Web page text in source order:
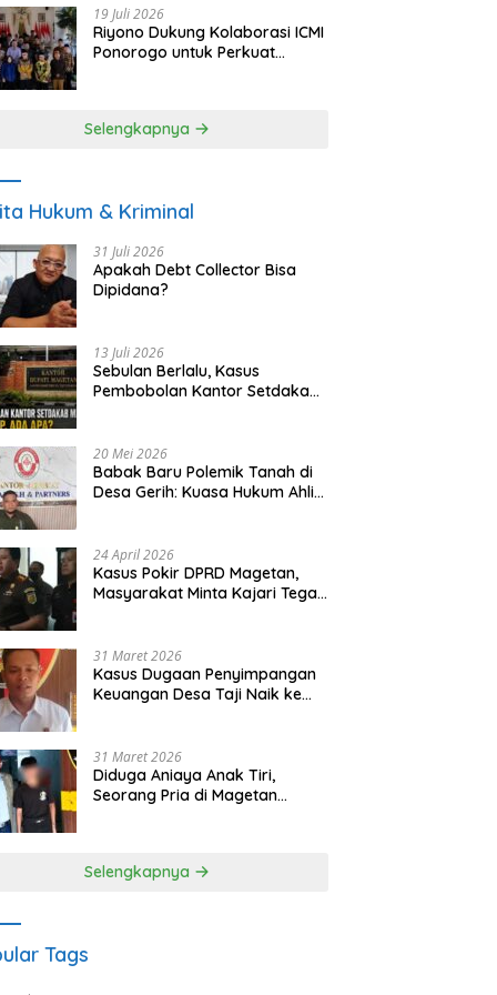
19 Juli 2026
Riyono Dukung Kolaborasi ICMI
Ponorogo untuk Perkuat
Selengkapnya
Hukum & Kriminal
31 Juli 2026
Apakah Debt Collector Bisa
Dipidana?
13 Juli 2026
Sebulan Berlalu, Kasus
Pembobolan Kantor Setdakab
20 Mei 2026
Babak Baru Polemik Tanah di
Desa Gerih: Kuasa Hukum Ahli
24 April 2026
Kasus Pokir DPRD Magetan,
Masyarakat Minta Kajari Tegak
31 Maret 2026
Kasus Dugaan Penyimpangan
Keuangan Desa Taji Naik ke
31 Maret 2026
Diduga Aniaya Anak Tiri,
Seorang Pria di Magetan
Selengkapnya
Tags